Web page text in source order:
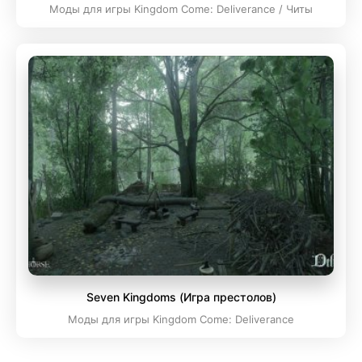
Моды для игры Kingdom Come: Deliverance / Читы
Seven Kingdoms (Игра престолов)
Моды для игры Kingdom Come: Deliverance